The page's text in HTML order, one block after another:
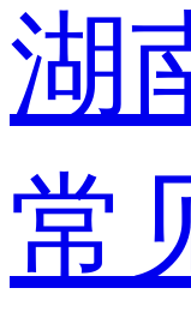
湖
常